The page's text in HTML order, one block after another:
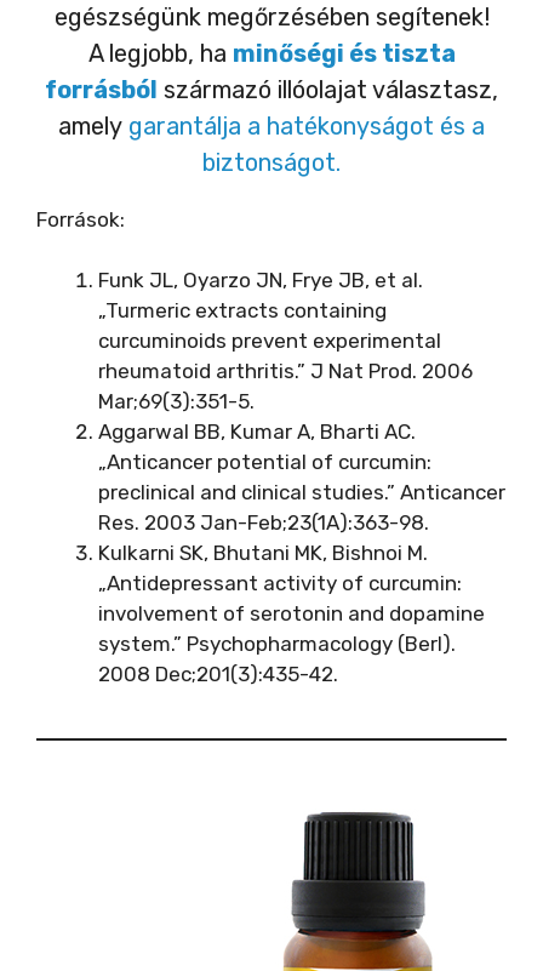
egészségünk megőrzésében segítenek!
A legjobb, ha minőségi és tiszta
forrásból származó illóolajat választasz,
amely garantálja a hatékonyságot és a
biztonságot.
Források:
Funk JL, Oyarzo JN, Frye JB, et al.
„Turmeric extracts containing
curcuminoids prevent experimental
rheumatoid arthritis.” J Nat Prod. 2006
Mar;69(3):351-5.
Aggarwal BB, Kumar A, Bharti AC.
„Anticancer potential of curcumin:
preclinical and clinical studies.” Anticancer
Res. 2003 Jan-Feb;23(1A):363-98.
Kulkarni SK, Bhutani MK, Bishnoi M.
„Antidepressant activity of curcumin:
involvement of serotonin and dopamine
system.” Psychopharmacology (Berl).
2008 Dec;201(3):435-42.